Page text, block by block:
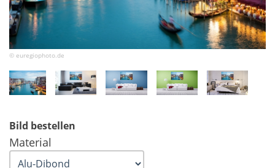
© euregiophoto.de
Bild bestellen
Material